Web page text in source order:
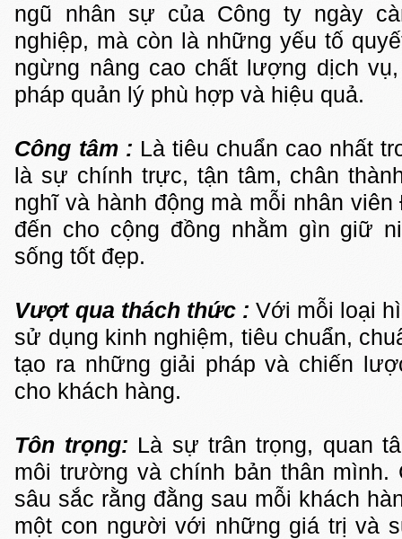
ngũ nhân sự của Công ty ngày
nghiệp, mà còn là những yếu tố
ngừng nâng cao chất lượng dịch
pháp quản lý phù hợp và hiệu quả.
Công tâm : Là tiêu chuẩn cao nhất
là sự chính trực, tận tâm, chân
nghĩ và hành động mà mỗi nhân
đến cho cộng đồng nhằm gìn giữ
sống tốt đẹp.
Vượt qua thách thức : Với mỗi loại
sử dụng kinh nghiệm, tiêu chuẩn,
tạo ra những giải pháp và chiến
cho khách hàng.
Tôn trọng: Là sự trân trọng, quan
môi trường và chính bản thân mình.
sâu sắc rằng đằng sau mỗi khách
một con người với những giá trị và